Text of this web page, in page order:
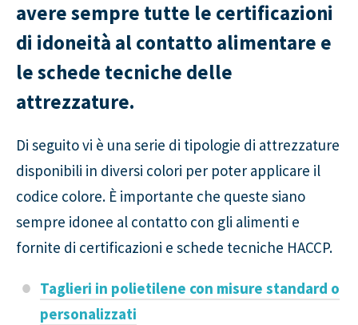
avere sempre tutte le certificazioni
di idoneità al contatto alimentare e
le schede tecniche delle
attrezzature.
Di seguito vi è una serie di tipologie di attrezzature
disponibili in diversi colori per poter applicare il
codice colore. È importante che queste siano
sempre idonee al contatto con gli alimenti e
fornite di certificazioni e schede tecniche HACCP.
Taglieri in polietilene con misure standard o
personalizzati